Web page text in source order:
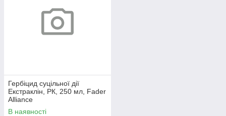
Гербіцид суцільної дії
Екстраклін, РК, 250 мл, Fader
Alliance
В наявності